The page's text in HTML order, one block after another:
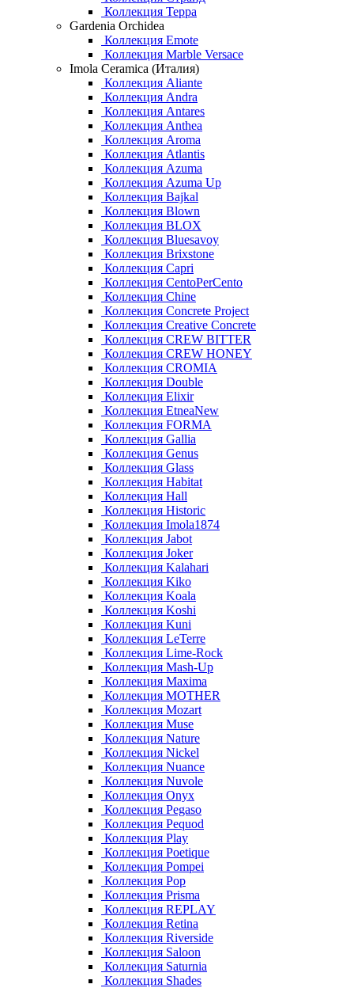
Коллекция Терра
Gardenia Orchidea
Коллекция Emote
Коллекция Marble Versace
Imola Ceramica (Италия)
Коллекция Aliante
Коллекция Andra
Коллекция Antares
Коллекция Anthea
Коллекция Aroma
Коллекция Atlantis
Коллекция Azuma
Коллекция Azuma Up
Коллекция Bajkal
Коллекция Blown
Коллекция BLOX
Коллекция Bluesavoy
Коллекция Brixstone
Коллекция Capri
Коллекция CentoPerCento
Коллекция Chine
Коллекция Concrete Project
Коллекция Creative Concrete
Коллекция CREW BITTER
Коллекция CREW HONEY
Коллекция CROMIA
Коллекция Double
Коллекция Elixir
Коллекция EtneaNew
Коллекция FORMA
Коллекция Gallia
Коллекция Genus
Коллекция Glass
Коллекция Habitat
Коллекция Hall
Коллекция Historic
Коллекция Imola1874
Коллекция Jabot
Коллекция Joker
Коллекция Kalahari
Коллекция Kiko
Коллекция Koala
Коллекция Koshi
Коллекция Kuni
Коллекция LeTerre
Коллекция Lime-Rock
Коллекция Mash-Up
Коллекция Maxima
Коллекция MOTHER
Коллекция Mozart
Коллекция Muse
Коллекция Nature
Коллекция Nickel
Коллекция Nuance
Коллекция Nuvole
Коллекция Onyx
Коллекция Pegaso
Коллекция Pequod
Коллекция Play
Коллекция Poetique
Коллекция Pompei
Коллекция Pop
Коллекция Prisma
Коллекция REPLAY
Коллекция Retina
Коллекция Riverside
Коллекция Saloon
Коллекция Saturnia
Коллекция Shades